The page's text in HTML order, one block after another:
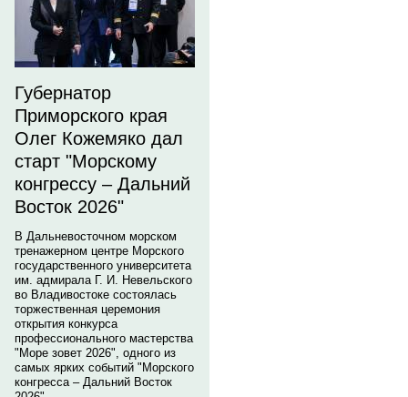
Губернатор
Приморского края
Олег Кожемяко дал
старт "Морскому
конгрессу – Дальний
Восток 2026"
В Дальневосточном морском
тренажерном центре Морского
государственного университета
им. адмирала Г. И. Невельского
во Владивостоке состоялась
торжественная церемония
открытия конкурса
профессионального мастерства
"Море зовет 2026", одного из
самых ярких событий "Морского
конгресса – Дальний Восток